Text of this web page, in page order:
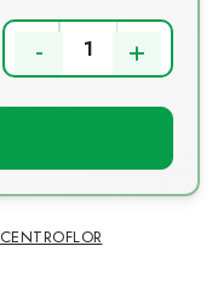
CENTROFLOR